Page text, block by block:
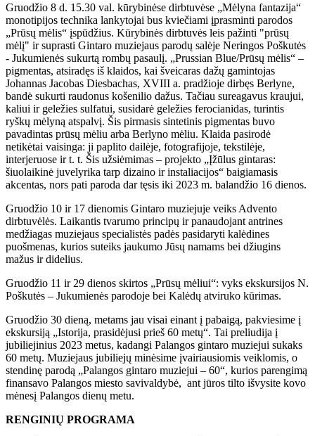
Gruodžio 8 d. 15.30 val. kūrybinėse dirbtuvėse „Mėlyna fantazija“
monotipijos technika lankytojai bus kviečiami įprasminti parodos
„Prūsų mėlis“ įspūdžius. Kūrybinės dirbtuvės leis pažinti "prūsų
mėlį" ir suprasti Gintaro muziejaus parodų salėje Neringos Poškutės
- Jukumienės sukurtą rombų pasaulį. „Prussian Blue/Prūsų mėlis“ –
pigmentas, atsiradęs iš klaidos, kai šveicaras dažų gamintojas
Johannas Jacobas Diesbachas, XVIII a. pradžioje dirbęs Berlyne,
bandė sukurti raudonus košenilio dažus. Tačiau sureagavus kraujui,
kaliui ir geležies sulfatui, susidarė geležies ferocianidas, turintis
ryškų mėlyną atspalvį. Šis pirmasis sintetinis pigmentas buvo
pavadintas prūsų mėliu arba Berlyno mėliu. Klaida pasirodė
netikėtai vaisinga: ji paplito dailėje, fotografijoje, tekstilėje,
interjeruose ir t. t. Šis užsiėmimas – projekto „Įžūlus gintaras:
šiuolaikinė juvelyrika tarp dizaino ir instaliacijos“ baigiamasis
akcentas, nors pati paroda dar tęsis iki 2023 m. balandžio 16 dienos.
Gruodžio 10 ir 17 dienomis Gintaro muziejuje veiks Advento
dirbtuvėlės. Laikantis tvarumo principų ir panaudojant antrines
medžiagas muziejaus specialistės padės pasidaryti kalėdines
puošmenas, kurios suteiks jaukumo Jūsų namams bei džiugins
mažus ir didelius.
Gruodžio 11 ir 29 dienos skirtos „Prūsų mėliui“: vyks ekskursijos N.
Poškutės – Jukumienės parodoje bei Kalėdų atviruko kūrimas.
Gruodžio 30 dieną, metams jau visai einant į pabaigą, pakviesime į
ekskursiją „Istorija, prasidėjusi prieš 60 metų“. Tai preliudija į
jubiliejinius 2023 metus, kadangi Palangos gintaro muziejui sukaks
60 metų. Muziejaus jubiliejų minėsime įvairiausiomis veiklomis, o
stendinę parodą „Palangos gintaro muziejui – 60“, kurios parengimą
finansavo Palangos miesto savivaldybė, ant jūros tilto išvysite kovo
mėnesį Palangos dienų metu.
RENGINIŲ PROGRAMA